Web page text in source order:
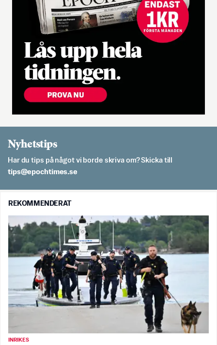
Nyhetstips
Har du tips på något vi borde skriva om? Skicka till
es.semithcope@spit
REKOMMENDERAT
INRIKES